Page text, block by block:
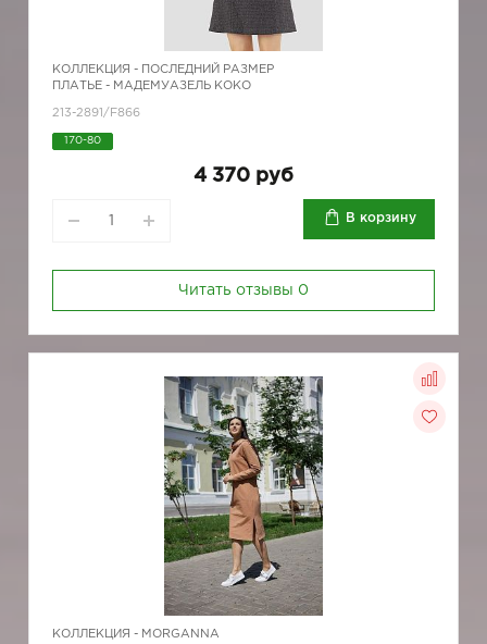
КОЛЛЕКЦИЯ -
ПОСЛЕДНИЙ РАЗМЕР
ПЛАТЬЕ - МАДЕМУАЗЕЛЬ КОКО
213-2891/F866
170-80
4 370 руб
В корзину
Читать отзывы 0
КОЛЛЕКЦИЯ - MORGANNA